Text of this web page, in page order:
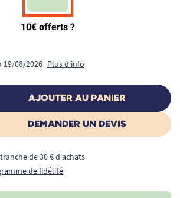
19/08/2026 Plus d'info
AJOUTER AU PANIER
DEMANDER UN DEVIS
de 30 € d'achats
de fidélité